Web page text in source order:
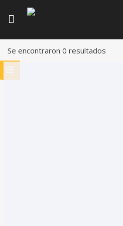
Se encontraron 0 resultados